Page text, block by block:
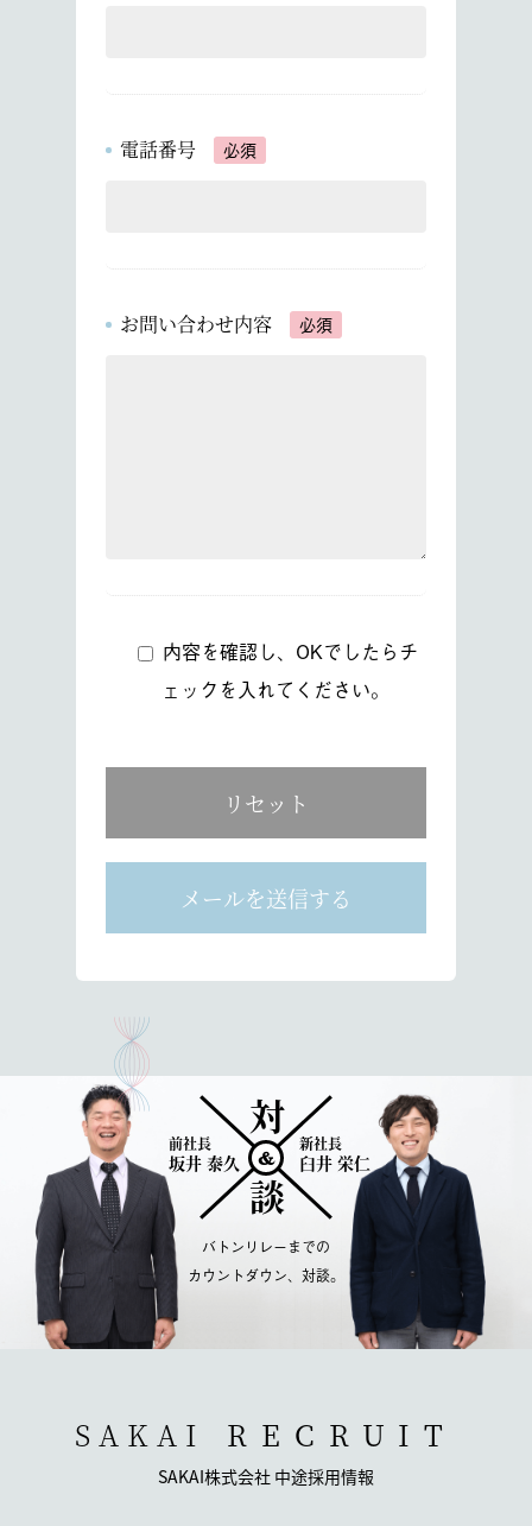
電話番号 必須
お問い合わせ内容 必須
内容を確認し、OKでしたらチ
ェックを入れてください。
対 談
前社長
坂井 泰久 &
新社長
臼井 栄仁
バトンリレーまでの
カウントダウン、対談。
SAKAI RECRUIT
SAKAI株式会社 中途採用情報